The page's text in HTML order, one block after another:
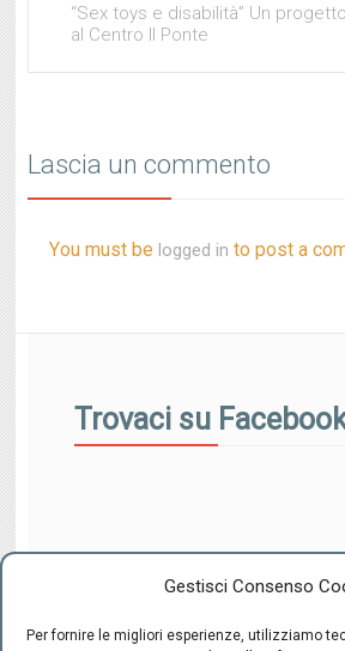
Gestisci Consenso
Per fornire le migliori esperienze, utilizziamo
“Sex toys e disabilità” Un
al Centro Il Ponte
Lascia un commento
You must be logged in to post a
Trovaci su